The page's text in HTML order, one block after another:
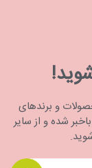
و برندهای
شده و از سایر